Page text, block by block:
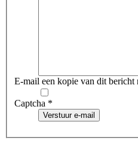
E-mail een kopie van dit bericht
Captcha *
Verstuur e-mail